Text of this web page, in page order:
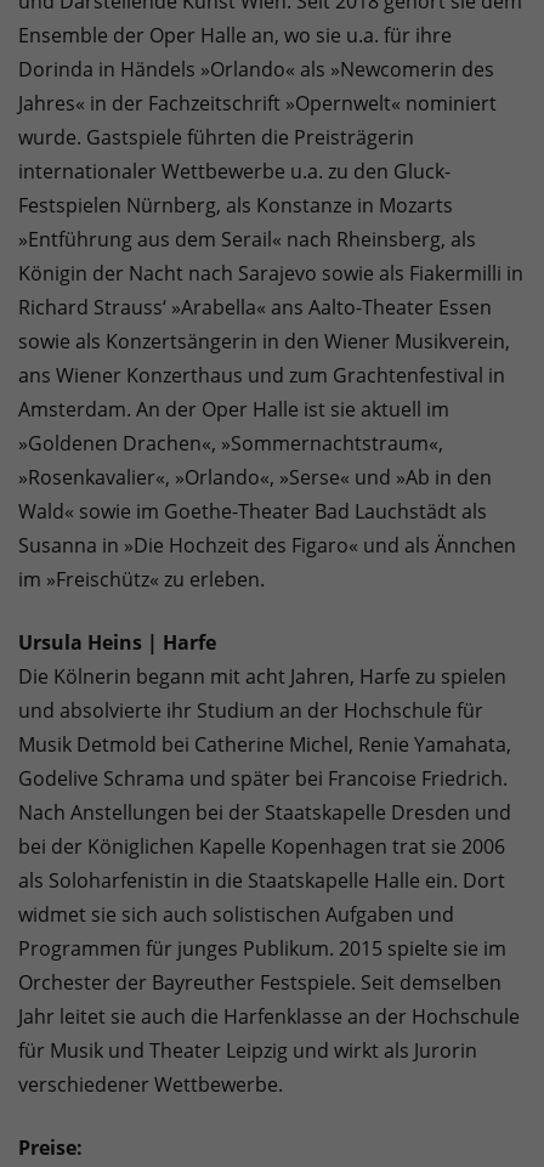
Ensemble der Oper Halle an, wo sie u.a. für ihre
Dorinda in Händels »Orlando« als »Newcomerin des
Jahres« in der Fachzeitschrift »Opernwelt« nominiert
wurde. Gastspiele führten die Preisträgerin
internationaler Wettbewerbe u.a. zu den Gluck-
Festspielen Nürnberg, als Konstanze in Mozarts
»Entführung aus dem Serail« nach Rheinsberg, als
Königin der Nacht nach Sarajevo sowie als Fiakermilli in
Richard Strauss‘ »Arabella« ans Aalto-Theater Essen
sowie als Konzertsängerin in den Wiener Musikverein,
ans Wiener Konzerthaus und zum Grachtenfestival in
Amsterdam. An der Oper Halle ist sie aktuell im
»Goldenen Drachen«, »Sommernachtstraum«,
»Rosenkavalier«, »Orlando«, »Serse« und »Ab in den
Wald« sowie im Goethe-Theater Bad Lauchstädt als
Susanna in »Die Hochzeit des Figaro« und als Ännchen
im »Freischütz« zu erleben.
Ursula Heins | Harfe
Die Kölnerin begann mit acht Jahren, Harfe zu spielen
und absolvierte ihr Studium an der Hochschule für
Musik Detmold bei Catherine Michel, Renie Yamahata,
Godelive Schrama und später bei Francoise Friedrich.
Nach Anstellungen bei der Staatskapelle Dresden und
bei der Königlichen Kapelle Kopenhagen trat sie 2006
als Soloharfenistin in die Staatskapelle Halle ein. Dort
widmet sie sich auch solistischen Aufgaben und
Programmen für junges Publikum. 2015 spielte sie im
Orchester der Bayreuther Festspiele. Seit demselben
Jahr leitet sie auch die Harfenklasse an der Hochschule
für Musik und Theater Leipzig und wirkt als Jurorin
verschiedener Wettbewerbe.
Preise: